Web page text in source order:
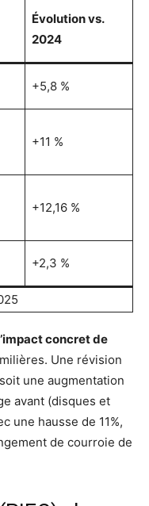
Évolution vs.
2024
+5,8 %
+11 %
+12,16 %
+2,3 %
concret de
Une révision
une augmentation
avant (disques et
une hausse de 11%,
de courroie de